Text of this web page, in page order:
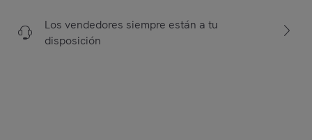
Los vendedores siempre están a tu
disposición